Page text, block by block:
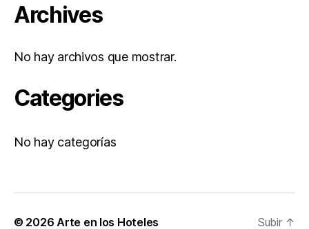
Archives
No hay archivos que mostrar.
Categories
No hay categorías
© 2026 Arte en los Hoteles Subir ↑